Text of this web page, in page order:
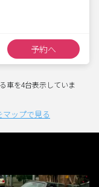
予約へ
車を4台表示していま
ップで見る